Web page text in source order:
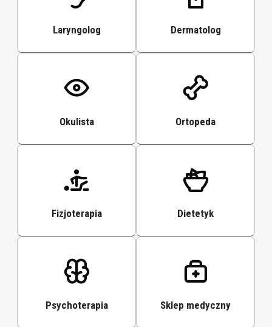
Laryngolog Dermatolog
Okulista Ortopeda
Fizjoterapia Dietetyk
Psychoterapia Sklep medyczny